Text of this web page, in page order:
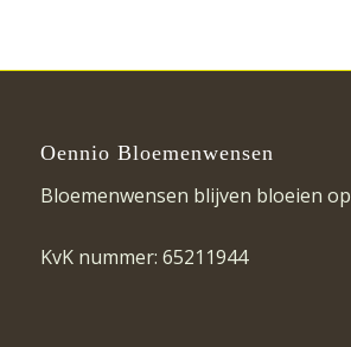
Oennio Bloemenwensen
Bloemenwensen blijven bloeien op
KvK nummer: 65211944